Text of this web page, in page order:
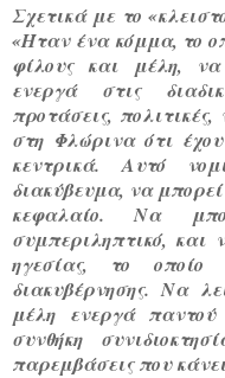
Σχετικά με το
«Ήταν ένα κόμμα, το
φίλους και μέλη, να
ενεργά στις
προτάσεις,
στη Φλώρινα ότι
κεντρικά. Αυτό
διακύβευμα, να
κεφαλαίο. Να
συμπεριληπτικό, και
ηγεσίας, το
διακυβέρνησης.Να
μέλη ενεργά
συνθήκη
παρεμβάσεις που